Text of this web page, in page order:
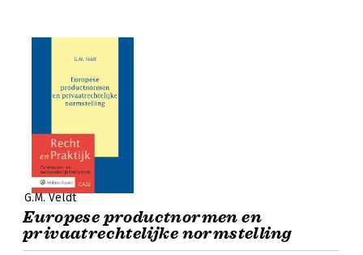
G.M. Veldt
Europese productnormen en
privaatrechtelijke normstelling